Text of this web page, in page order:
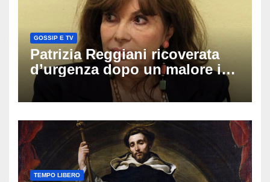
GOSSIP E TV
Patrizia Reggiani ricoverata
d’urgenza dopo un malore in
vacanza: come sta oggi l’ex
Lady Gucci
TEMPO LIBERO